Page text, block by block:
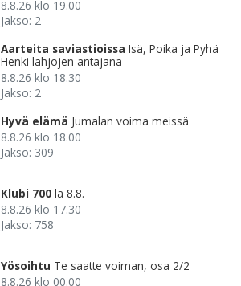
8.8.26 klo 19.00
Jakso: 2
Aarteita saviastioissa Isä, Poika ja Pyhä
Henki lahjojen antajana
8.8.26 klo 18.30
Jakso: 2
Hyvä elämä Jumalan voima meissä
8.8.26 klo 18.00
Jakso: 309
Klubi 700 la 8.8.
8.8.26 klo 17.30
Jakso: 758
Yösoihtu Te saatte voiman, osa 2/2
8.8.26 klo 00.00